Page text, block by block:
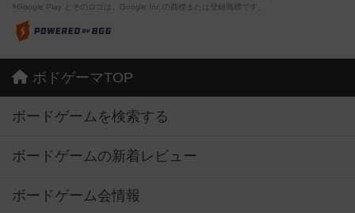
※Google Play とそのロゴは、Google Inc.の商標または登録商標です。
ボドゲーマTOP
ボードゲームを検索する
ボードゲームの新着レビュー
ボードゲーム会情報